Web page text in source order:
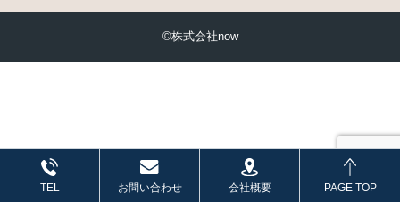
TEL お問い合わせ 会社概要 PAGE TOP
©株式会社now